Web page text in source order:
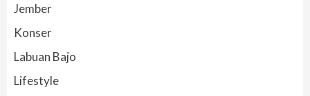
Jember
Konser
Labuan Bajo
Lifestyle